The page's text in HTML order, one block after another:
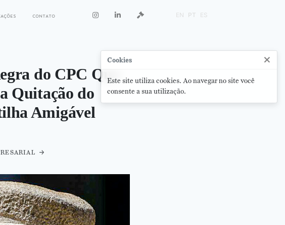
contato EN PT ES
do CPC Que
Quitação do
Amigável
Cookies ×
Este site utiliza cookies. Ao navegar no site você
consente a sua utilização.